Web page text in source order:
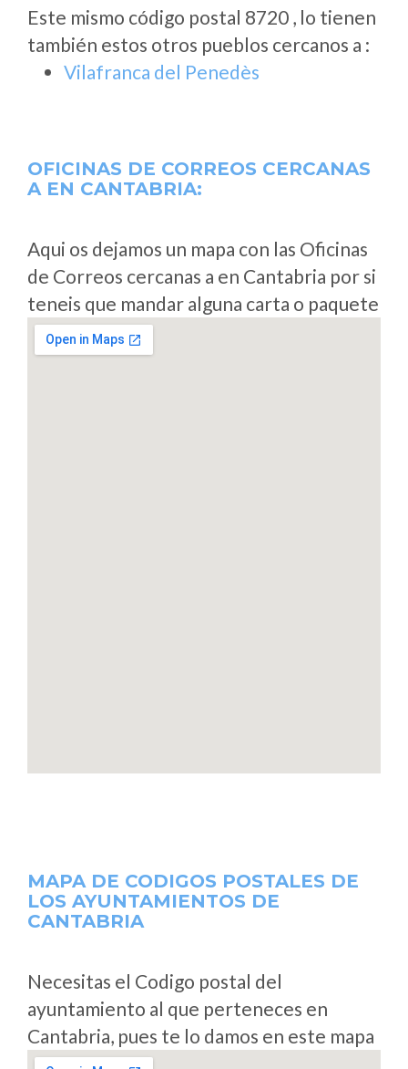
Este mismo código postal 8720 , lo tienen
también estos otros pueblos cercanos a :
Vilafranca del Penedès
OFICINAS DE CORREOS CERCANAS
A EN CANTABRIA:
Aqui os dejamos un mapa con las Oficinas
de Correos cercanas a en Cantabria por si
teneis que mandar alguna carta o paquete
MAPA DE CODIGOS POSTALES DE
LOS AYUNTAMIENTOS DE
CANTABRIA
Necesitas el Codigo postal del
ayuntamiento al que perteneces en
Cantabria, pues te lo damos en este mapa